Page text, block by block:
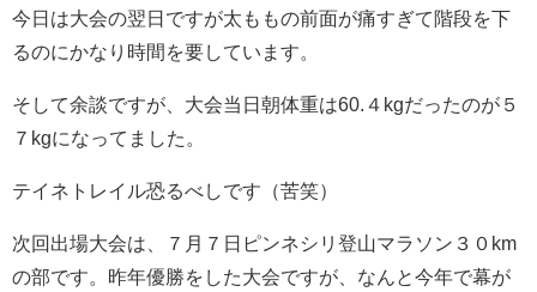
今日は大会の翌日ですが太ももの前面が痛すぎて階段を下
るのにかなり時間を要しています。
そして余談ですが、大会当日朝体重は60.４kgだったのが５
７kgになってました。
テイネトレイル恐るべしです（苦笑）
次回出場大会は、７月７日ピンネシリ登山マラソン３０km
の部です。昨年優勝をした大会ですが、なんと今年で幕が